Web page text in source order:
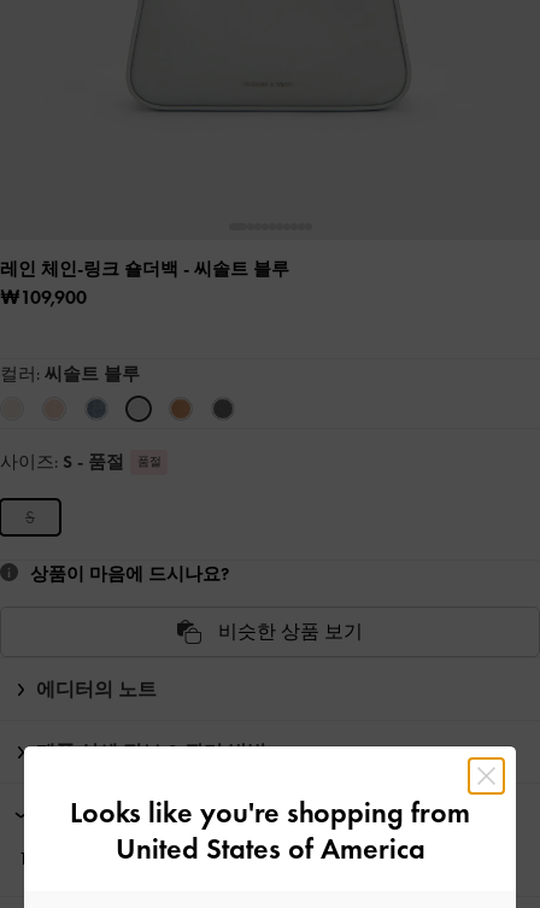
레인 체인-링크 숄더백 - 씨솔트 블루
₩109,900
컬러: 씨솔트 블루
사이즈: S - 품절 품절
S
상품이 마음에 드시나요?
비슷한 상품 보기
에디터의 노트
제품 상세 정보 & 관리 방법
프로모션
10% 할인*, 뉴스레터 구독과회원가입*으로 만나보세요!
Looks like you're shopping from
United States of America